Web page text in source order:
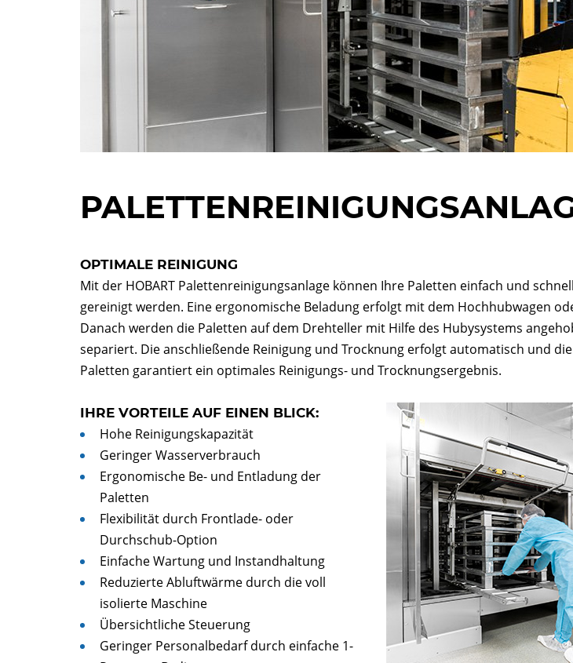
OPTIMALE REINIGUNG
Mit der HOBART Palettenreinigungsanlage können Ihre Paletten einfach und
gereinigt werden. Eine ergonomische Beladung erfolgt mit dem Hochhubwagen
Danach werden die Paletten auf dem Drehteller mit Hilfe des Hubysystems
separiert. Die anschließende Reinigung und Trocknung erfolgt automatisch und
Paletten garantiert ein optimales Reinigungs- und Trocknungsergebnis.
IHRE VORTEILE AUF EINEN BLICK:
Hohe Reinigungskapazität
Geringer Wasserverbrauch
Ergonomische Be- und Entladung der
Paletten
Flexibilität durch Frontlade- oder
Durchschub-Option
Einfache Wartung und Instandhaltung
Reduzierte Abluftwärme durch die voll
isolierte Maschine
Übersichtliche Steuerung
Geringer Personalbedarf durch einfache 1-